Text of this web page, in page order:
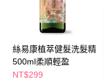
絲易康植萃健髮洗髮精
500ml柔順輕盈
NT$299